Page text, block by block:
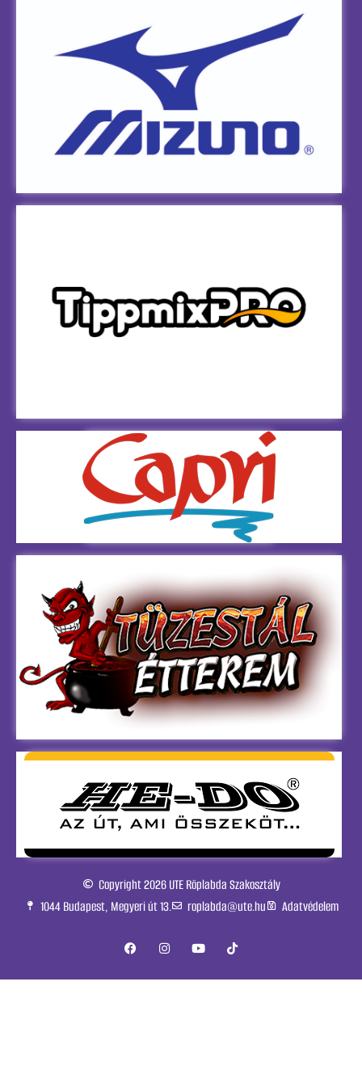
Copyright 2026 UTE Röplabda Szakosztály
1044 Budapest, Megyeri út 13.
roplabda@ute.hu Adatvédelem